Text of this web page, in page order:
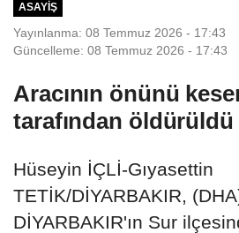
ASAYIŞ
Yayınlanma: 08 Temmuz 2026 - 17:43
Güncelleme: 08 Temmuz 2026 - 17:43
Aracının önünü
tarafından öldürüldü
Hüseyin İÇLİ-Gıyasettin
TETİK/DİYARBAKIR,
DİYARBAKIR'ın Sur